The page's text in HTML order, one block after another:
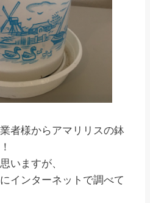
者様からアマリリスの鉢
いますが、
インターネットで調べて